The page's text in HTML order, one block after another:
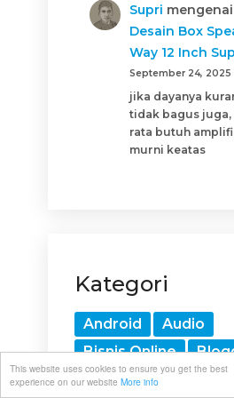
This website uses cookies to ensure you get the best
experience on our website More info
Supri mengenai
Desain Box
Way 12 Inch
September 24, 2025
jika dayanya
tidak bagus juga,
rata butuh
murni keatas
Kategori
Android
Audio
Bisnis Online
Gadget
HTML